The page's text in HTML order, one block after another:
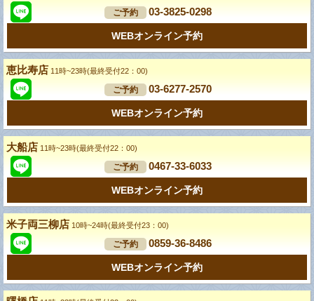
ご予約 03-3825-0298
WEBオンライン予約
恵比寿店 11時~23時(最終受付22：00)
ご予約 03-6277-2570
WEBオンライン予約
大船店 11時~23時(最終受付22：00)
ご予約 0467-33-6033
WEBオンライン予約
米子両三柳店 10時~24時(最終受付23：00)
ご予約 0859-36-8486
WEBオンライン予約